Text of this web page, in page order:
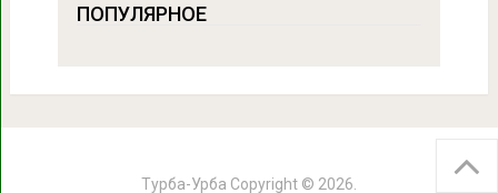
ПОПУЛЯРНОЕ
Турба-Урба Copyright © 2026.